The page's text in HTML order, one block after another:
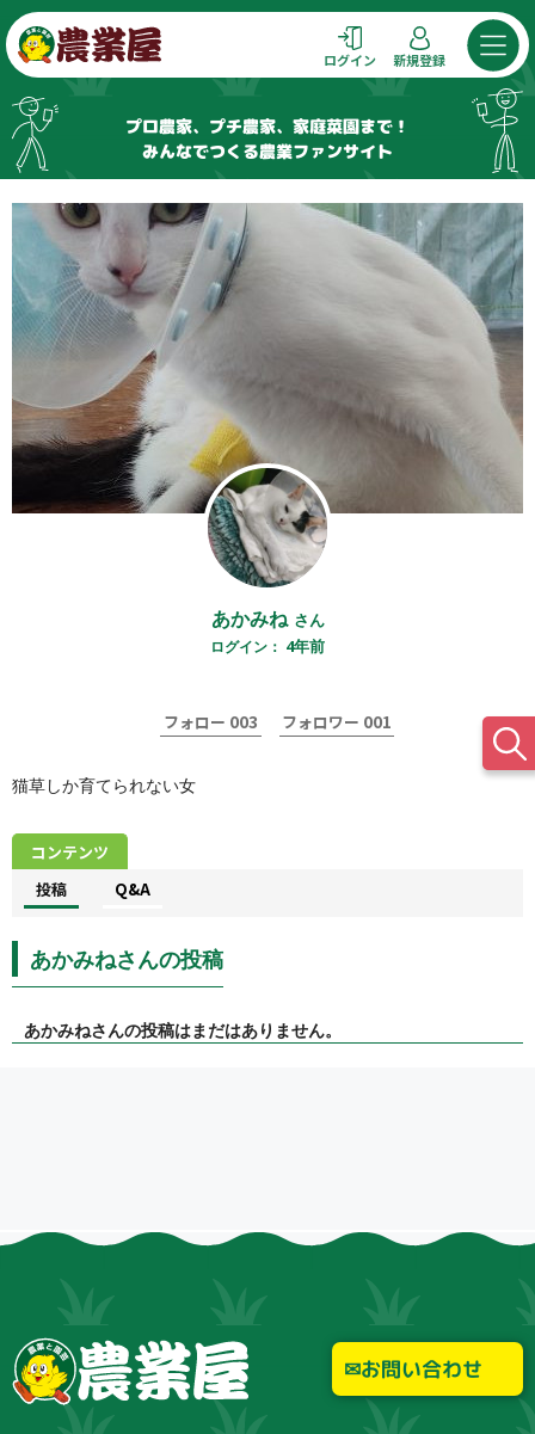
タイプ
大テーマ
リセット
コ
ン
テ
ン
ツ
へ
ッ
プ
ログイン 新規登録
プロ農家、プチ農家、家庭菜園まで！
みんなでつくる農業ファンサイト
あかみね さん
ログイン： 4年前
フォロー 003 フォロワー 001
猫草しか育てられない女
コンテンツ
投稿
Q&A
あかみねさんの投稿
あかみねさんの投稿はまだはありません。
お問い合わせ